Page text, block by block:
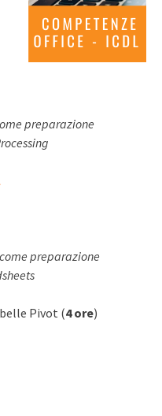
preparazione
preparazione
Pivot (4 ore)